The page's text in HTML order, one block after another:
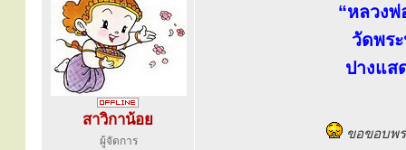
สาวิกาน้อย
ผู้จัดการ
“หลวงพ่
วัดพร
ปางแส
ขอขอบพ